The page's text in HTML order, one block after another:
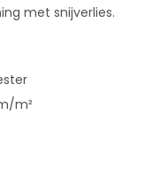
met snijverlies.
m²